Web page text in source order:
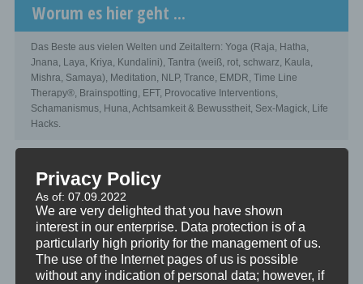
Worum es hier geht ...
Das Beste aus vielen Welten und Zeitaltern: Yoga (Raja, Hatha,
Jnana, Laya, Kriya, Kundalini), Tantra (weiß, rot, schwarz, Kaula,
Mishra, Samaya), Meditation, NLP, Trance, EMDR, Time Line
Therapy®, Brainspotting, EFT, Provocative Interventions,
Schamanismus, Huna, Achtsamkeit & Bewusstheit, Sex-Magick, Life
Hacks.
Privacy Policy
As of: 07.09.2022
We are very delighted that you have shown
interest in our enterprise. Data protection is of a
particularly high priority for the management of us.
The use of the Internet pages of us is possible
without any indication of personal data; however, if